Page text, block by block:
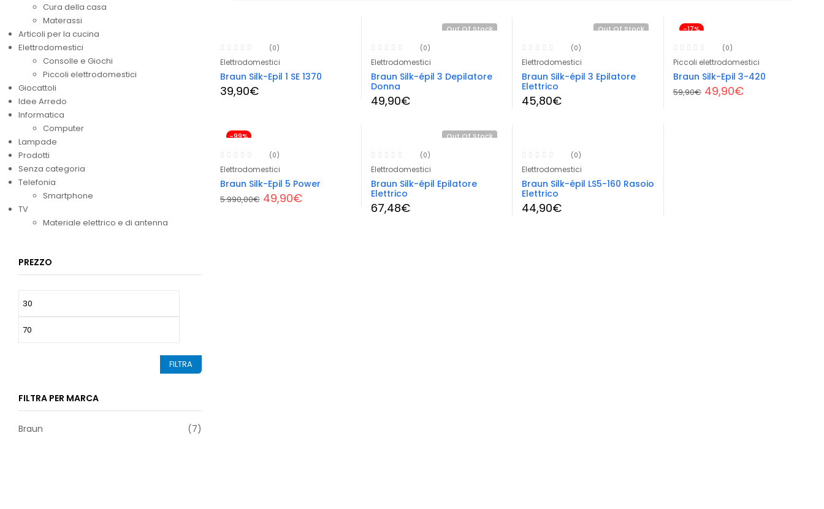
Cura della casa
Materassi
Articoli per la cucina
Elettrodomestici
Consolle e Giochi
Piccoli elettrodomestici
Giocattoli
Idee Arredo
Informatica
Computer
Lampade
Prodotti
Senza categoria
Telefonia
Smartphone
TV
Materiale elettrico e di antenna
PREZZO
Prezzo
FILTRA
FILTRA PER MARCA
Braun (7)
(0)
Elettrodomestici
Braun Silk-Epil 1 SE 1370
39,90€
Out Of Stock
(0)
Elettrodomestici
Braun Silk-épil 3 Depilatore
Donna
49,90€
Out Of Stock
(0)
Elettrodomestici
Braun Silk-épil 3 Epilatore
Elettrico
45,80€
-17%
(0)
Piccoli elettrodomestici
Braun Silk-Epil 3-420
59,90€ Il
prezzo
49,90€Il
-99%
(0)
Elettrodomestici
Braun Silk-Epil 5 Power
5.990,00€ Il
prezzo
49,90€Il
Out Of Stock
(0)
Elettrodomestici
Braun Silk-épil Epilatore
Elettrico
67,48€
(0)
Elettrodomestici
Braun Silk-épil LS5-160 Rasoio
Elettrico
44,90€